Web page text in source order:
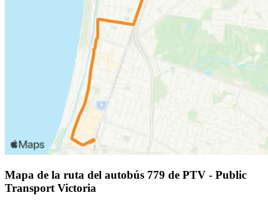
Mapa de la ruta del autobús 779 de PTV - Public
Transport Victoria